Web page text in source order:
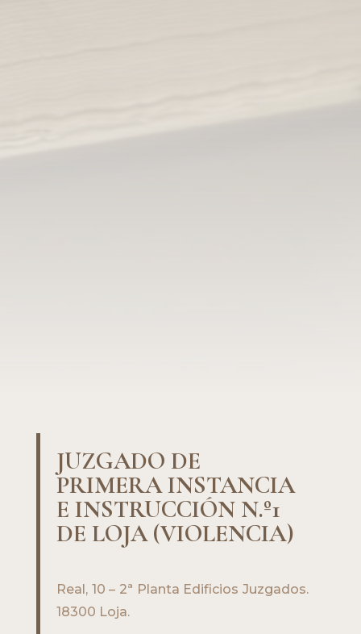
JUZGADO DE
PRIMERA INSTANCIA
E INSTRUCCIÓN N.º1
DE LOJA (VIOLENCIA)
Real, 10 – 2ª Planta Edificios Juzgados.
18300 Loja.